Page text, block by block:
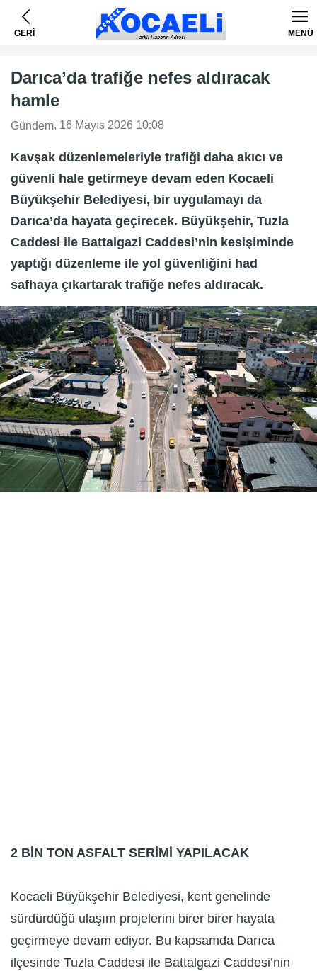
GERİ MENÜ
Darıca’da trafiğe nefes aldıracak
hamle
Gündem, 16 Mayıs 2026 10:08
Kavşak düzenlemeleriyle trafiği daha akıcı ve
güvenli hale getirmeye devam eden Kocaeli
Büyükşehir Belediyesi, bir uygulamayı da
Darıca’da hayata geçirecek. Büyükşehir, Tuzla
Caddesi ile Battalgazi Caddesi’nin kesişiminde
yaptığı düzenleme ile yol güvenliğini had
safhaya çıkartarak trafiğe nefes aldıracak.
2 BİN TON ASFALT SERİMİ YAPILACAK
Kocaeli Büyükşehir Belediyesi, kent genelinde
sürdürdüğü ulaşım projelerini birer birer hayata
geçirmeye devam ediyor. Bu kapsamda Darıca
ilçesinde Tuzla Caddesi ile Battalgazi Caddesi’nin